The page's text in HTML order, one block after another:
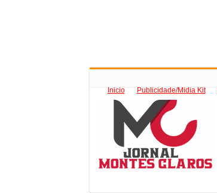
Inicio Publicidade/Midia Kit